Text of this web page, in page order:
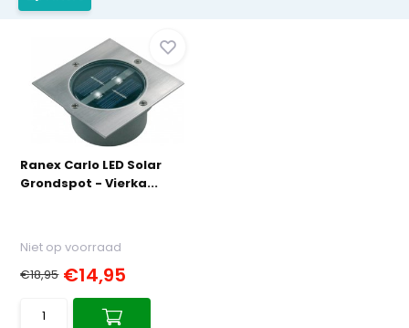
Ranex Carlo LED Solar
Grondspot - Vierka...
Niet op voorraad
€18,95 €14,95